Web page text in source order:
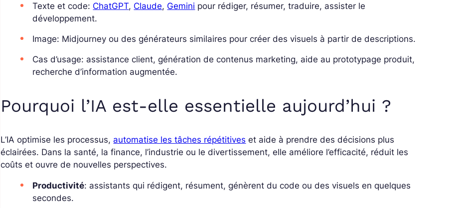
Texte et code: ChatGPT, Claude, Gemini pour rédiger, résumer, traduire, assister le
développement.
Image: Midjourney ou des générateurs similaires pour créer des visuels à partir de descriptions.
Cas d’usage: assistance client, génération de contenus marketing, aide au prototypage produit,
recherche d’information augmentée.
Pourquoi l’IA est-elle essentielle aujourd’hui ?
L’IA optimise les processus, automatise les tâches répétitives et aide à prendre des décisions plus
éclairées. Dans la santé, la finance, l’industrie ou le divertissement, elle améliore l’efficacité, réduit les
coûts et ouvre de nouvelles perspectives.
Productivité: assistants qui rédigent, résument, génèrent du code ou des visuels en quelques
secondes.